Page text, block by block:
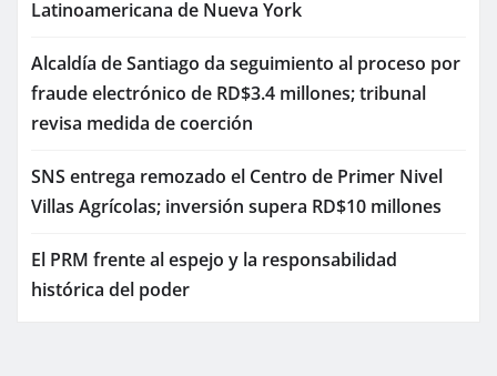
Latinoamericana de Nueva York
Alcaldía de Santiago da seguimiento al proceso por
fraude electrónico de RD$3.4 millones; tribunal
revisa medida de coerción
SNS entrega remozado el Centro de Primer Nivel
Villas Agrícolas; inversión supera RD$10 millones
El PRM frente al espejo y la responsabilidad
histórica del poder